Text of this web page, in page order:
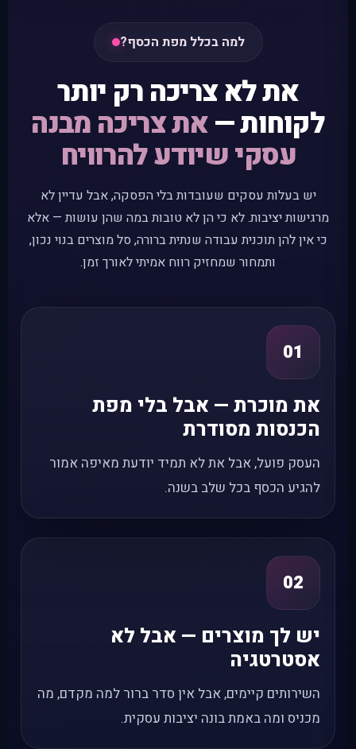
למה בכלל מפת הכסף?
את לא צריכה רק יותר
לקוחות —את צריכה מבנה
עסקי שיודע להרוויח
יש בעלות עסקים שעובדות בלי הפסקה, אבל עדיין לא
מרגישות יציבות. לא כי הן לא טובות במה שהן עושות — אלא
כי אין להן תוכנית עבודה שנתית ברורה, סל מוצרים בנוי נכון,
ותמחור שמחזיק רווח אמיתי לאורך זמן.
01
את מוכרת — אבל בלי מפת
הכנסות מסודרת
העסק פועל, אבל את לא תמיד יודעת מאיפה אמור
להגיע הכסף בכל שלב בשנה.
02
יש לך מוצרים — אבל לא
אסטרטגיה
השירותים קיימים, אבל אין סדר ברור למה מקדם, מה
מכניס ומה באמת בונה יציבות עסקית.